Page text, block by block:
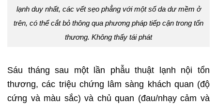
lạnh duy nhất, các vết sẹo phẳng với một số da dư mềm ở
trên, có thể cắt bỏ thông qua phương pháp tiếp cận trong tổn
thương. Không thấy tái phát
Sáu tháng sau một lần phẫu thuật lạnh nội tổn
thương, các triệu chứng lâm sàng khách quan (độ
cứng và màu sắc) và chủ quan (đau/nhạy cảm và